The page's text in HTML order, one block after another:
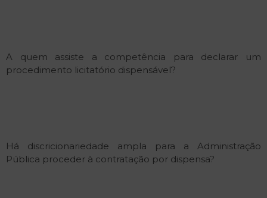
A quem assiste a competência para declarar um
procedimento licitatório dispensável?
Há discricionariedade ampla para a Administração
Pública proceder à contratação por dispensa?